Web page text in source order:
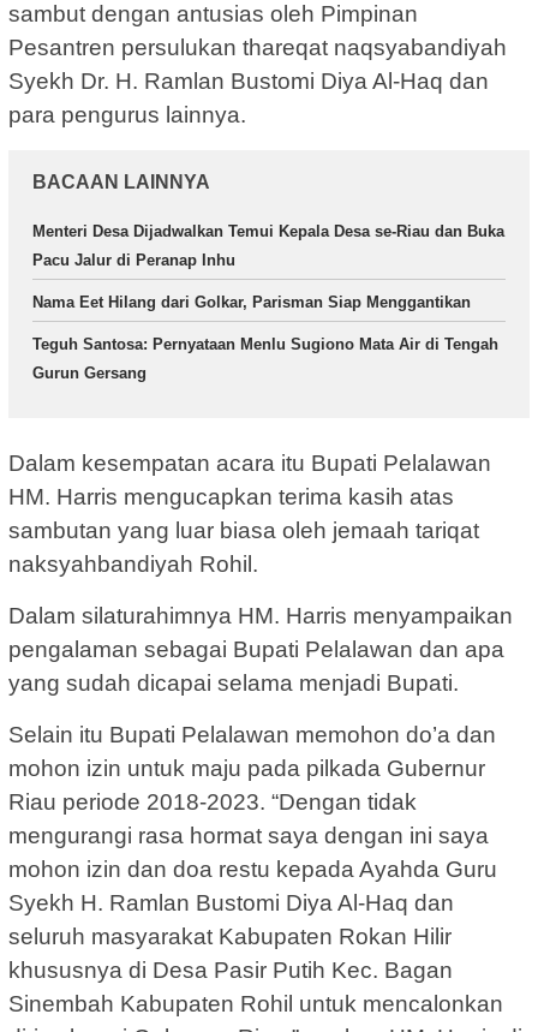
sambut dengan antusias oleh Pimpinan
Pesantren persulukan thareqat naqsyabandiyah
Syekh Dr. H. Ramlan Bustomi Diya Al-Haq dan
para pengurus lainnya.
BACAAN LAINNYA
Menteri Desa Dijadwalkan Temui Kepala Desa se-Riau dan Buka
Pacu Jalur di Peranap Inhu
Nama Eet Hilang dari Golkar, Parisman Siap Menggantikan
Teguh Santosa: Pernyataan Menlu Sugiono Mata Air di Tengah
Gurun Gersang
Dalam kesempatan acara itu Bupati Pelalawan
HM. Harris mengucapkan terima kasih atas
sambutan yang luar biasa oleh jemaah tariqat
naksyahbandiyah Rohil.
Dalam silaturahimnya HM. Harris menyampaikan
pengalaman sebagai Bupati Pelalawan dan apa
yang sudah dicapai selama menjadi Bupati.
Selain itu Bupati Pelalawan memohon do’a dan
mohon izin untuk maju pada pilkada Gubernur
Riau periode 2018-2023. “Dengan tidak
mengurangi rasa hormat saya dengan ini saya
mohon izin dan doa restu kepada Ayahda Guru
Syekh H. Ramlan Bustomi Diya Al-Haq dan
seluruh masyarakat Kabupaten Rokan Hilir
khususnya di Desa Pasir Putih Kec. Bagan
Sinembah Kabupaten Rohil untuk mencalonkan